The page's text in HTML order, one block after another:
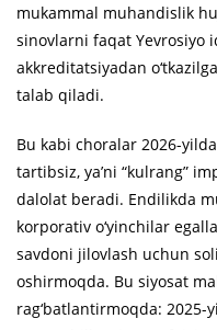
mukammal muhandislik
sinovlarni faqat Yevrosiyo
akkreditatsiyadan
talab qiladi.
Bu kabi choralar 2026-
tartibsiz, ya’ni “kulrang”
dalolat beradi. Endilikda
korporativ o‘yinchilar
savdoni jilovlash uchun
oshirmoqda. Bu siyosat
rag‘batlantirmoqda: 2025-